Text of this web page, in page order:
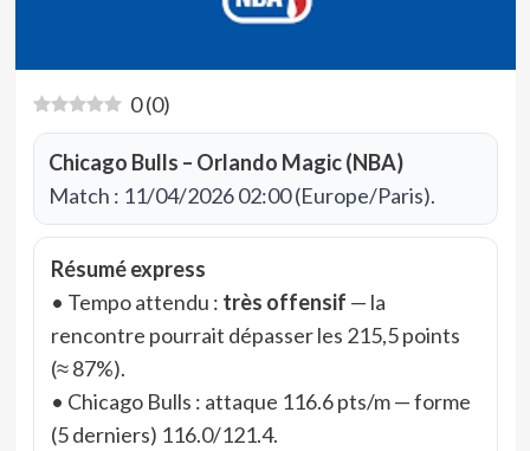
0(0)
Chicago Bulls – Orlando Magic (NBA)
Match : 11/04/2026 02:00 (Europe/Paris).
Résumé express
• Tempo attendu : très offensif — la
rencontre pourrait dépasser les 215,5 points
(≈ 87%).
• Chicago Bulls : attaque 116.6 pts/m — forme
(5 derniers) 116.0/121.4.